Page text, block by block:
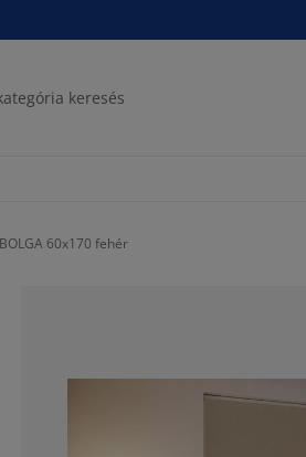
60x170 fehér